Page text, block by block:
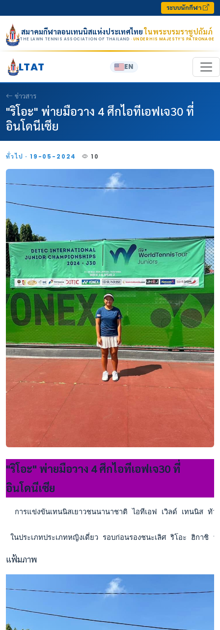
ระบบนักกีฬา
สมาคมกีฬาลอนเทนนิสแห่งประเทศไทยในพระบรมราชูปถัมภ์
THE LAWN TENNIS ASSOCIATION OF THAILAND · UNDER HIS MAJESTY’S PATRONAGE
LTAT EN
ข่าวสาร
"ริโอะ" พ่ายมือวาง 4 ศึกไอทีเอฟเจ30 ที่
อินโดนีเซีย
ทั่วไป · 19-05-2024 10
"ริโอะ" พ่ายมือวาง 4 ศึกไอทีเอฟเจ30 ที่
อินโดนีเซีย
การแข่งขันเทนนิสเยาวชนนานาชาติ ไอทีเอฟ เวิลด์ เทนนิส ทั
ในประเภทประเภทหญิงเดี่ยว รอบก่อนรองชนะเลิศ ริโอะ ฮิ
แฟ้มภาพ